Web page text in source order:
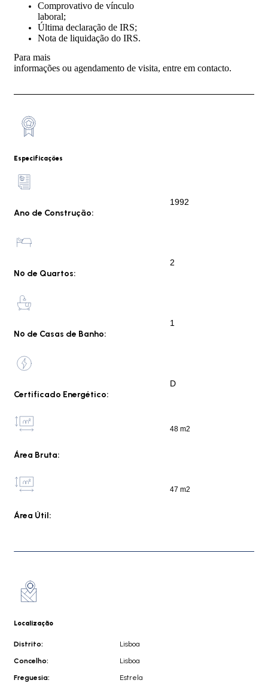
Comprovativo de vínculo
laboral;
Última declaração de IRS;
Nota de liquidação do IRS.
Para mais
informações ou agendamento de visita, entre em contacto.
Especificações
Ano de Construção:
1992
Nº de Quartos:
2
Nº de Casas de Banho:
1
Certificado Energético:
D
Área Bruta:
48 m2
Área Útil:
47 m2
Localização
Distrito:
Lisboa
Concelho:
Lisboa
Freguesia:
Estrela